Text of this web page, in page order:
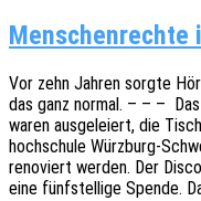
Menschenrechte
Vor zehn Jahren sorgte
das ganz normal. – – –
waren ausge­lei­ert, die
hoch­schu­le Würz­­burg-
reno­viert werden. Der
eine fünf­stel­li­ge Spende.